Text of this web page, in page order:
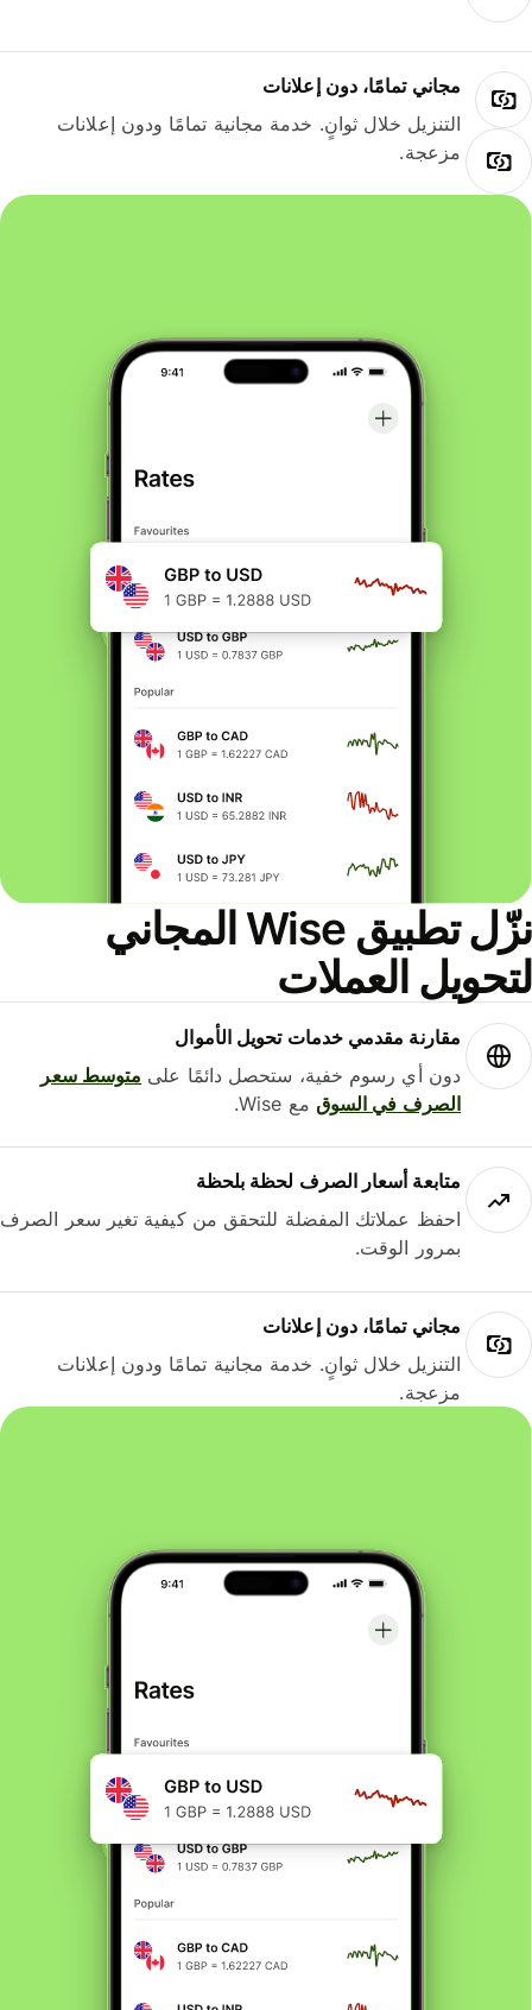
مجاني تمامًا، دون إعلانات
التنزيل خلال ثوانٍ. خدمة مجانية تمامًا ودون إعلانات
مزعجة.
نزّل تطبيق Wise المجاني
العملات
مقارنة مقدمي خدمات تحويل الأموال
دون أي رسوم خفية، ستحصل دائمًا علىمتوسط ​​سعر
الصرف في السوقمع Wise.
متابعة أسعار الصرف لحظة بلحظة
احفظ عملاتك المفضلة للتحقق من كيفية تغير سعر الصرف
بمرور الوقت.
مجاني تمامًا، دون إعلانات
التنزيل خلال ثوانٍ. خدمة مجانية تمامًا ودون إعلانات
مزعجة.